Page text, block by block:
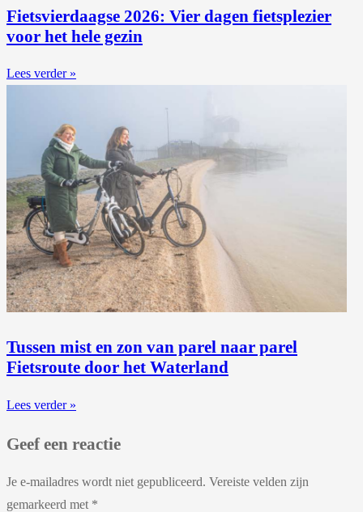
Fietsvierdaagse 2026: Vier dagen fietsplezier
voor het hele gezin
Lees verder »
Tussen mist en zon van parel naar parel
Fietsroute door het Waterland
Lees verder »
Geef een reactie
Je e-mailadres wordt niet gepubliceerd. Vereiste velden zijn
gemarkeerd met *